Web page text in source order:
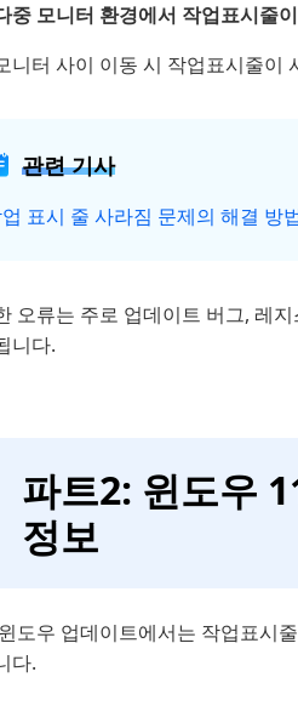
중 모니터 환경에서 작업표시줄
니터 사이 이동 시 작업표시줄이
관련 기사
표시 줄 사라짐 문제의 해결 방
오류는 주로 업데이트 버그, 레
니다.
파트2: 윈도우
정보
도우 업데이트에서는 작업표시
다.